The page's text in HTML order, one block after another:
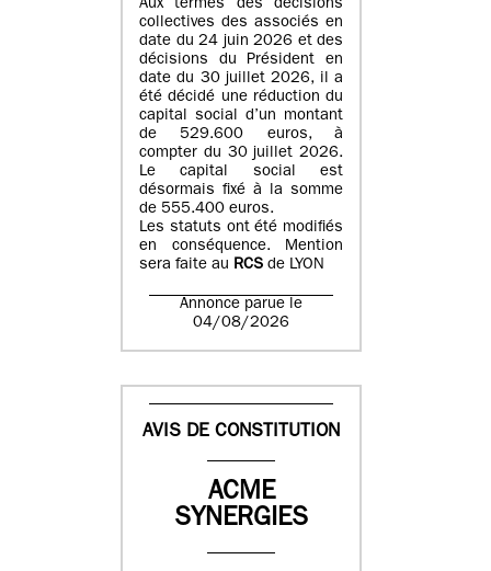
Aux termes des décisions
collectives des associés en
date du 24 juin 2026 et des
décisions du Président en
date du 30 juillet 2026, il a
été décidé une réduction du
capital social d’un montant
de 529.600 euros, à
compter du 30 juillet 2026.
Le capital social est
désormais fixé à la somme
de 555.400 euros.
Les statuts ont été modifiés
en conséquence. Mention
sera faite au RCS de LYON
Annonce parue le
04/08/2026
AVIS DE CONSTITUTION
ACME
SYNERGIES